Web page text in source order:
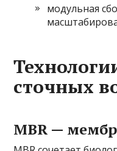
модульная
сточных
MBR —